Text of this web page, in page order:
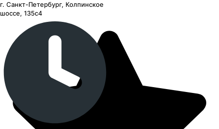
г. Санкт-Петербург, Колпинское
шоссе, 135с4